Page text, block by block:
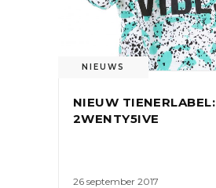
NIEUWS
NIEUW TIENERLABEL:
2WENTY5IVE
26 september 2017